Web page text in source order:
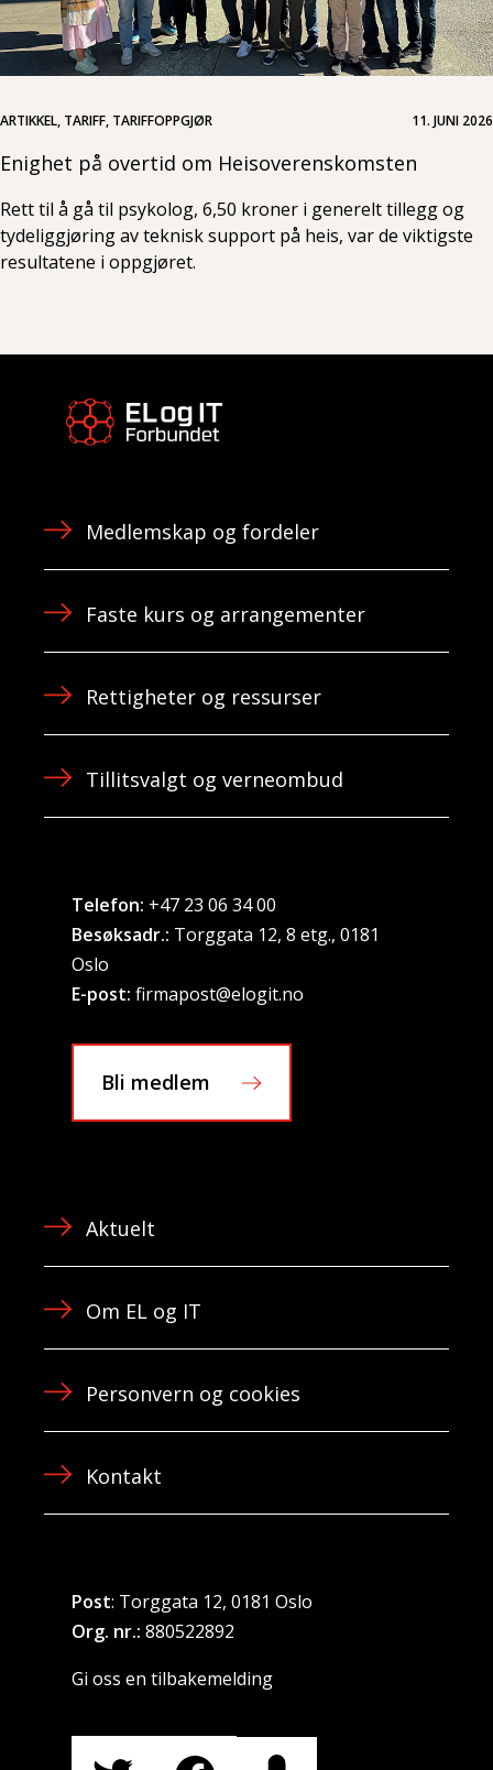
ARTIKKEL, TARIFF, TARIFFOPPGJØR 11. JUNI 2026
Enighet på overtid om Heisoverenskomsten
Rett til å gå til psykolog, 6,50 kroner i generelt tillegg og
tydeliggjøring av teknisk support på heis, var de viktigste
resultatene i oppgjøret.
Medlemskap og fordeler
Faste kurs og arrangementer
Rettigheter og ressurser
Tillitsvalgt og verneombud
Telefon: +47 23 06 34 00
Besøksadr.: Torggata 12, 8 etg., 0181
Oslo
E-post: firmapost@elogit.no
Bli medlem
Aktuelt
Om EL og IT
Personvern og cookies
Kontakt
Post: Torggata 12, 0181 Oslo
Org. nr.: 880522892
Gi oss en tilbakemelding